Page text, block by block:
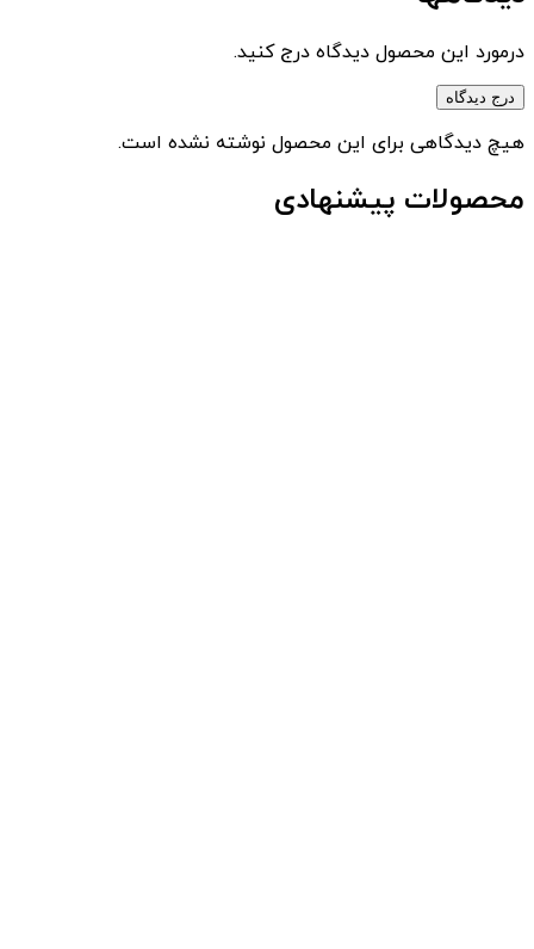
درمورد این محصول دیدگاه درج کنید.
درج دیدگاه
هیچ دیدگاهی برای این محصول نوشته نشده است.
محصولات پیشنهادی